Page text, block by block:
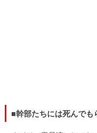
■幹部たちには死んでも